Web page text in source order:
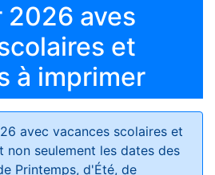
2026 aves
et
à imprimer
avec vacances scolaires et
non seulement les dates des
Printemps, d'Été, de